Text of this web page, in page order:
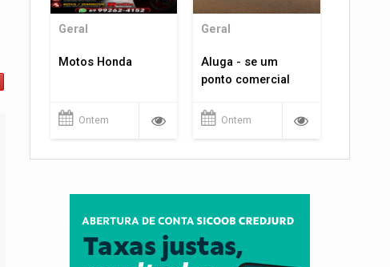
Geral
Motos Honda
Ontem
Geral
Aluga - se um
ponto comercial
Ontem